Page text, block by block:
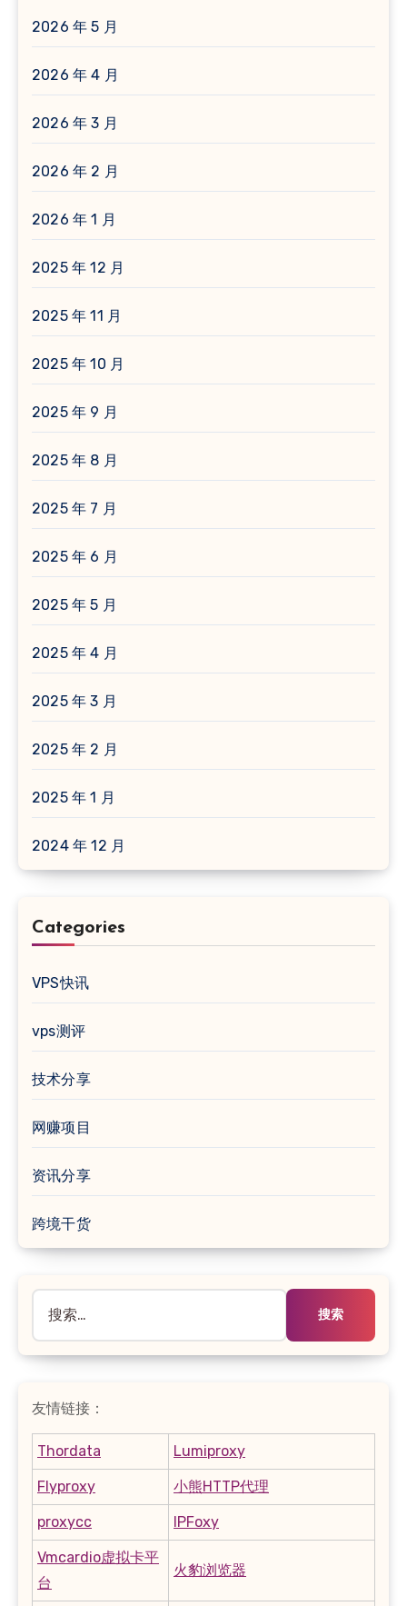
2026 年 5 月
2026 年 4 月
2026 年 3 月
2026 年 2 月
2026 年 1 月
2025 年 12 月
2025 年 11 月
2025 年 10 月
2025 年 9 月
2025 年 8 月
2025 年 7 月
2025 年 6 月
2025 年 5 月
2025 年 4 月
2025 年 3 月
2025 年 2 月
2025 年 1 月
2024 年 12 月
Categories
VPS快讯
vps测评
技术分享
网赚项目
资讯分享
跨境干货
索：
友情链接：
Thordata Lumiproxy
Flyproxy 小熊HTTP代理
proxycc IPFoxy
Vmcardio虚拟卡平
台
火豹浏览器